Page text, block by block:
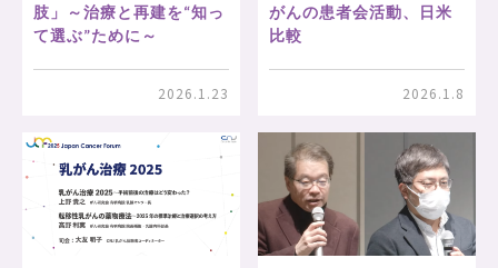
肢」～治療と再建を“知っ
て選ぶ”ために～
2026.1.23
がんの患者会活動、日米
比較
2026.1.8